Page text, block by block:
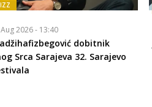
Aug 2026 - 13:40
dobitnik
Srca Sarajeva 32. Sarajevo